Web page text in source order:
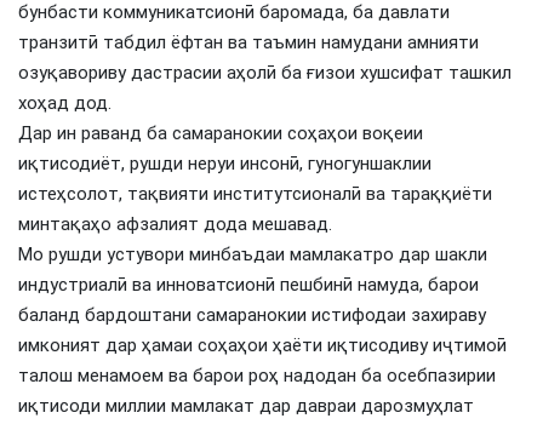
бунбасти коммуникатсионӣ баромада, ба давлати
транзитӣ табдил ёфтан ва таъмин намудани амнияти
озуқавориву дастрасии аҳолӣ ба ғизои хушсифат ташкил
хоҳад дод.
Дар ин раванд ба самаранокии соҳаҳои воқеии
иқтисодиёт, рушди неруи инсонӣ, гуногуншаклии
истеҳсолот, тақвияти институтсионалӣ ва тараққиёти
минтақаҳо афзалият дода мешавад.
Мо рушди устувори минбаъдаи мамлакатро дар шакли
индустриалӣ ва инноватсионӣ пешбинӣ намуда, барои
баланд бардоштани самаранокии истифодаи захираву
имконият дар ҳамаи соҳаҳои ҳаёти иқтисодиву иҷтимоӣ
талош менамоем ва барои роҳ надодан ба осебпазирии
иқтисоди миллии мамлакат дар давраи дарозмуҳлат